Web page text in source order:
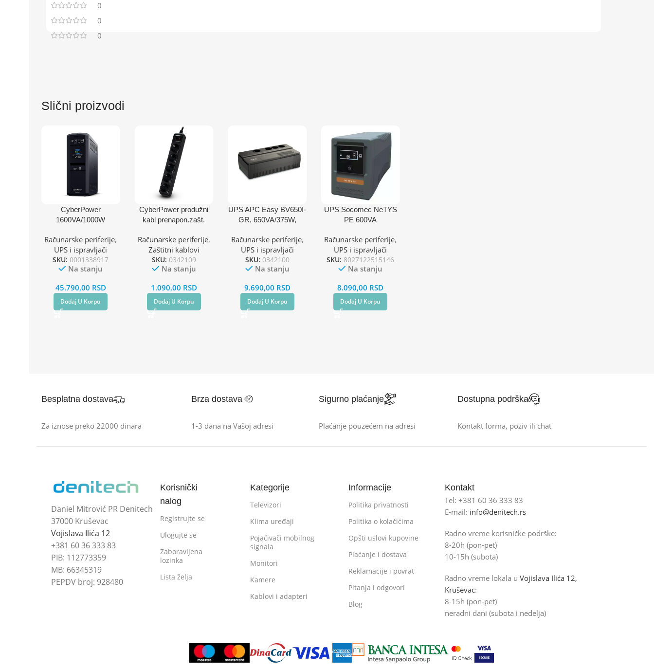
0
0
0
Slični proizvodi
CyberPower
1600VA/1000W
Računarske periferije,
UPS i ispravljači
SKU: 0001338917
Na stanju
45.790,00 RSD
Dodaj U Korpu
CyberPower produžni
kabl prenapon.zašt.
Računarske periferije,
Zaštitni kablovi
SKU: 0342109
Na stanju
1.090,00 RSD
Dodaj U Korpu
UPS APC Easy BV650I-
GR, 650VA/375W,
Računarske periferije,
UPS i ispravljači
SKU: 0342100
Na stanju
9.690,00 RSD
Dodaj U Korpu
UPS Socomec NeTYS
PE 600VA
Računarske periferije,
UPS i ispravljači
SKU: 8027122515146
Na stanju
8.090,00 RSD
Dodaj U Korpu
Besplatna dostava
Za iznose preko 22000 dinara
Brza dostava
1-3 dana na Vašoj adresi
Sigurno plaćanje
Plaćanje pouzećem na adresi
Dostupna podrška
Kontakt forma, poziv ili chat
Daniel Mitrović PR Denitech
37000 Kruševac
Vojislava Ilića 12
+381 60 36 333 83
PIB: 112773359
MB: 66345319
PEPDV broj: 928480
Korisnički
nalog
Registrujte se
Ulogujte se
Zaboravljena
lozinka
Lista želja
Kategorije
Televizori
Klima uređaji
Pojačivači mobilnog
signala
Monitori
Kamere
Kablovi i adapteri
Informacije
Politika privatnosti
Politika o kolačićima
Opšti uslovi kupovine
Plaćanje i dostava
Reklamacije i povrat
Pitanja i odgovori
Blog
Kontakt
Tel: +381 60 36 333 83
E-mail: info@denitech.rs
Radno vreme korisničke podrške:
8-20h (pon-pet)
10-15h (subota)
Radno vreme lokala u Vojislava Ilića 12,
Kruševac:
8-15h (pon-pet)
neradni dani (subota i nedelja)